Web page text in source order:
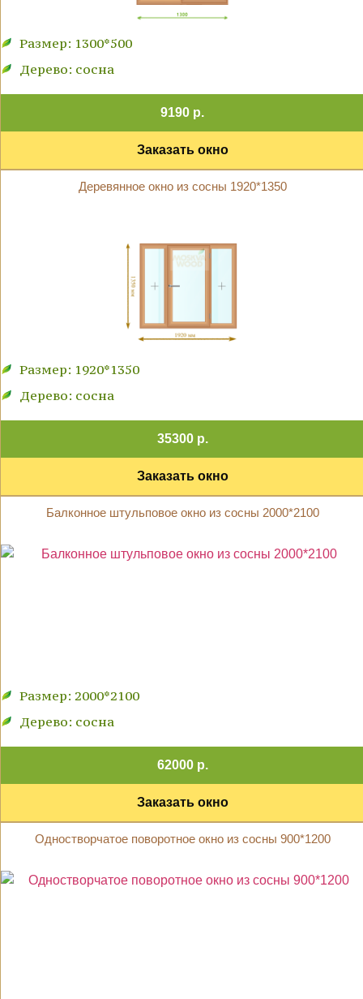
Размер: 1300*500
Дерево: сосна
9190 р.
Заказать окно
Деревянное окно из сосны 1920*1350
Размер: 1920*1350
Дерево: сосна
35300 р.
Заказать окно
Балконное штульповое окно из сосны 2000*2100
Размер: 2000*2100
Дерево: сосна
62000 р.
Заказать окно
Одностворчатое поворотное окно из сосны 900*1200